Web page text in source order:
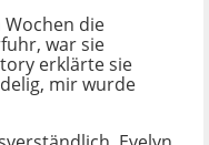
die
war sie
erklärte sie
mir wurde